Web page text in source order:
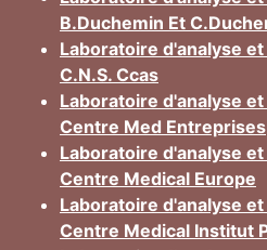
B.Duchemin Et
Laboratoire d'analyse
C.N.S. Ccas
Laboratoire d'analyse
Centre Med Entreprises
Laboratoire d'analyse
Centre Medical Europe
Laboratoire d'analyse
Centre Medical Institut